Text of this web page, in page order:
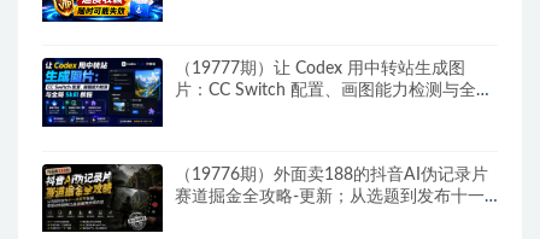
（19777期）让 Codex 用中转站生成图
片：CC Switch 配置、画图能力检测与全局
（19776期）外面卖188的抖音AI伪记录片
赛道掘金全攻略-更新；从选题到发布十一